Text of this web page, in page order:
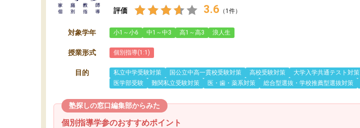
評価 3.6 （1件）
対象学年 小1～小6 中1～中3 高1～高3 浪人生
授業形式 個別指導(1:1)
目的 私立中学受験対策 国公立中高一貫校受験対策 高校受験対策 大学入学共通テスト対策
医学部受験
難関私立受験対策 医・歯・薬系対策 総合型選抜・学校推薦型選抜対策
塾探しの窓口編集部からみた
個別指導学参のおすすめポイント